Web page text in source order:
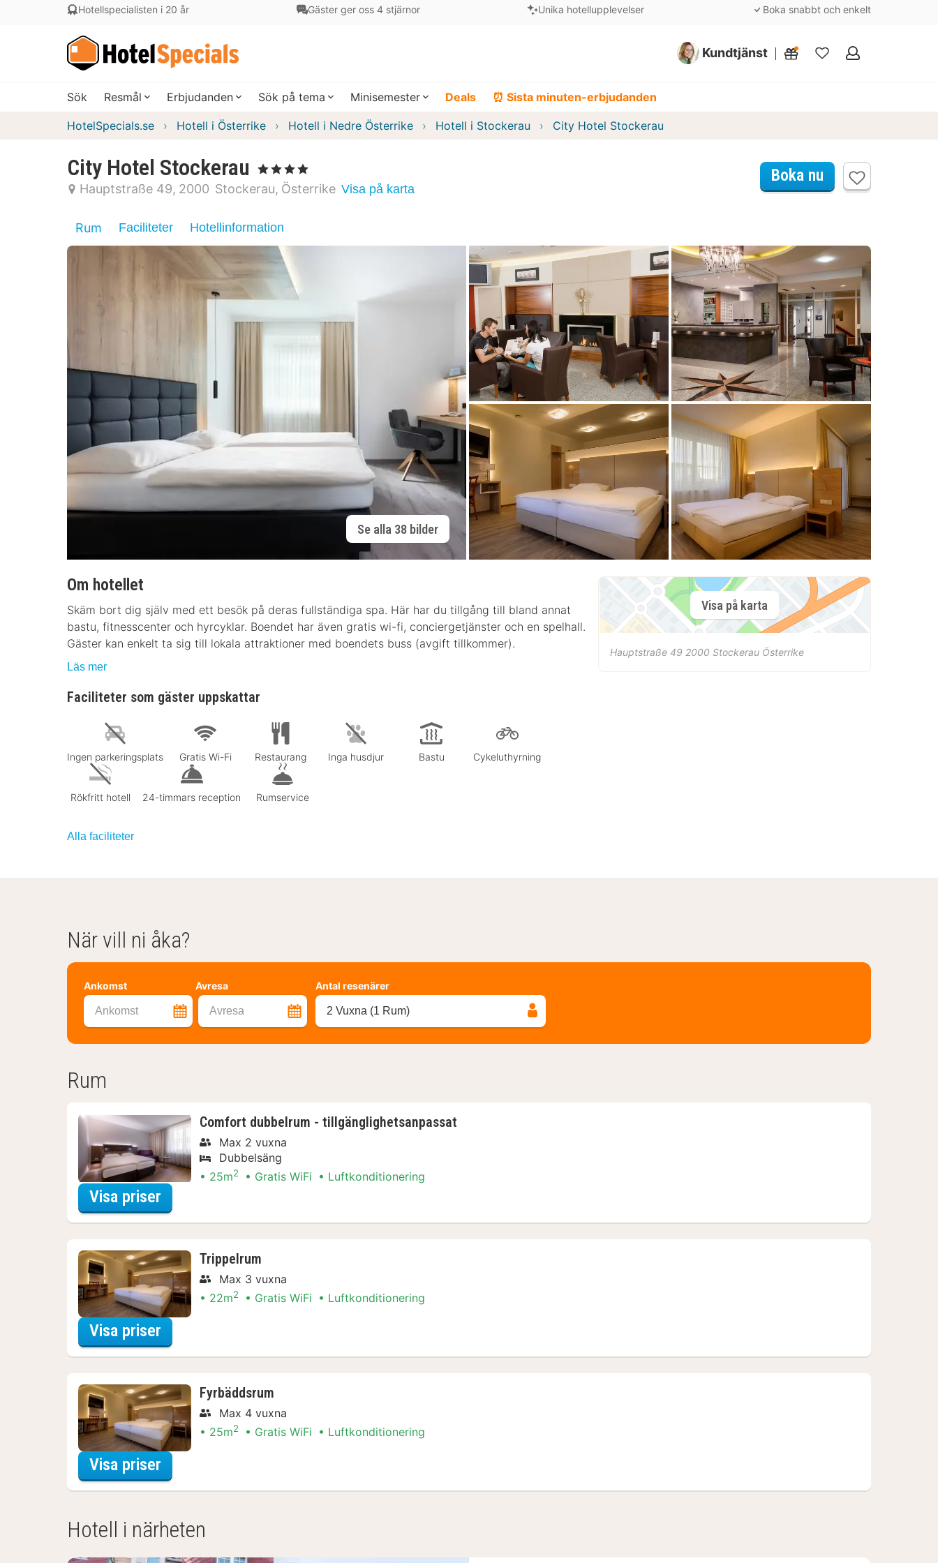
Hotellspecialisten i 20 år Gäster ger oss 4 stjärnor Unika hotellupplevelser Boka snabbt och enkelt
Kundtjänst
Mina
Sök Resmål Erbjudanden Sök på tema Minisemester Deals ⏰ Sista minuten-erbjudanden
HotelSpecials.se Hotell i Österrike Hotell i Nedre Österrike Hotell i Stockerau City Hotel Stockerau
City Hotel Stockerau , 4 Stjärnor
Hauptstraße 49 2000 Stockerau Österrike Visa på karta
Boka nu
Rum Faciliteter Hotellinformation
Se alla 38 bilder
Om hotellet
Skäm bort dig själv med ett besök på deras fullständiga spa. Här har du tillgång till bland annat
bastu, fitnesscenter och hyrcyklar. Boendet har även gratis wi-fi, conciergetjänster och en spelhall.
Gäster kan enkelt ta sig till lokala attraktioner med boendets buss (avgift tillkommer).
Läs mer
Faciliteter som gäster uppskattar
Ingen parkeringsplats Gratis Wi-Fi Restaurang Inga husdjur Bastu Cykeluthyrning
Rökfritt hotell 24-timmars reception Rumservice
Alla faciliteter
Visa på karta
Hauptstraße 49 2000 Stockerau Österrike
När vill ni åka?
Ankomst Avresa
Ankomst Avresa
Antal resenärer
2 Vuxna (1 Rum)
Rum
Comfort dubbelrum - tillgänglighetsanpassat
Max 2 vuxna
Dubbelsäng
25m2 Gratis WiFi Luftkonditionering
Visa priser
Trippelrum
Max 3 vuxna
22m2 Gratis WiFi Luftkonditionering
Visa priser
Fyrbäddsrum
Max 4 vuxna
25m2 Gratis WiFi Luftkonditionering
Visa priser
Hotell i närheten